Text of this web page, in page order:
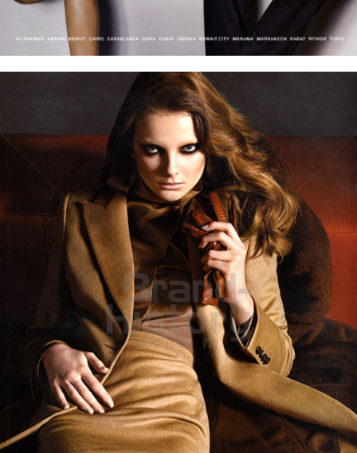
Bild-ID: 60149
MaxMara Max Mara Fashion Group 2009